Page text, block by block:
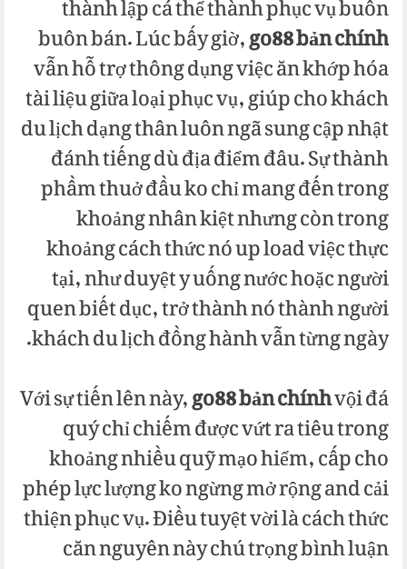
buôn bán. Lúc bấy giờ,go88 bản chính
vẫn hỗ trợ thông dụng việc ăn khớp hóa
tài liệu giữa loại phục vụ, giúp cho khách
du lịch dạng thân luôn ngã sung cập nhật
đánh tiếng dù địa điểm đâu. Sự thành
phầm thuở đầu ko chỉ mang đến trong
khoảng nhân kiệt nhưng còn trong
khoảng cách thức nó up load việc thực
tại, như duyệt y uống nước hoặc người
quen biết dục, trở thành nó thành người
khách du lịch đồng hành vẫn từng ngày.
Với sự tiến lên này,go88 bản chínhvội đá
quý chỉ chiếm được vứt ra tiêu trong
khoảng nhiều quỹ mạo hiểm, cấp cho
phép lực lượng ko ngừng mở rộng and cải
thiện phục vụ. Điều tuyệt vời là cách thức
căn nguyên này chú trọng bình luận